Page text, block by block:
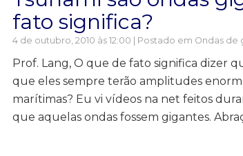
fato significa?
4 de outubro, 2010 às 12:00 | Postado em Ondas de
Prof. Lang, O que de fato significa dizer
que eles sempre terão amplitudes
marítimas? Eu vi vídeos na net feitos
que aquelas ondas fossem gigantes.